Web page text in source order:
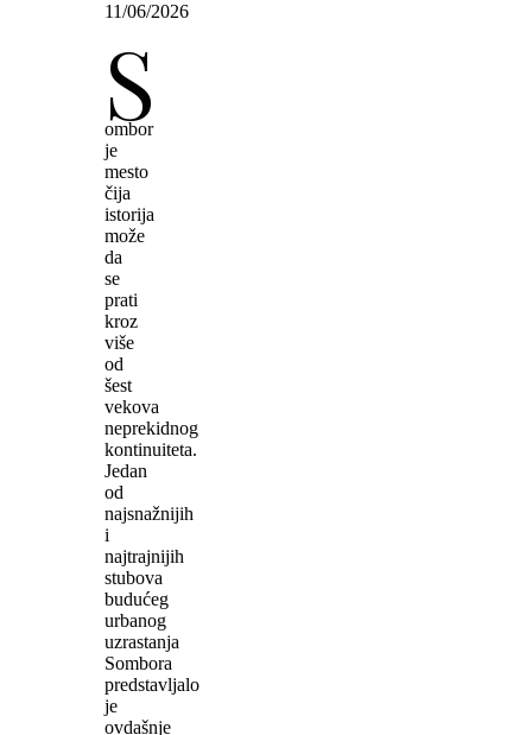
11/06/2026
S
ombor
je
mesto
čija
istorija
može
da
se
prati
kroz
više
od
šest
vekova
neprekidnog
kontinuiteta.
Jedan
od
najsnažnijih
i
najtrajnijih
stubova
budućeg
urbanog
uzrastanja
Sombora
predstavljalo
je
ovdašnje